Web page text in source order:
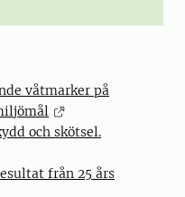
våtmarker på
och skötsel.
från 25 års